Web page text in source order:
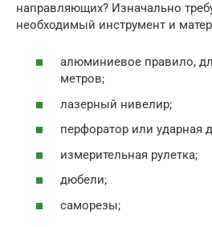
направляющих? Изначально
необходимый инструмент и
алюминиевое правило,
метров;
лазерный нивелир;
перфоратор или ударная
измерительная рулетка;
дюбели;
саморезы;